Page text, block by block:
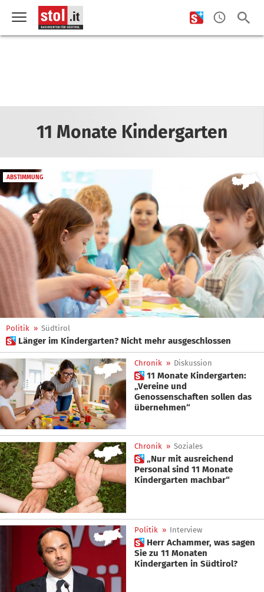
11 Monate Kindergarten
ABSTIMMUNG
Politik » Südtirol
 Länger im Kindergarten? Nicht mehr ausgeschlossen
Chronik » Diskussion
 11 Monate Kindergarten:
„Vereine und
Genossenschaften sollen das
übernehmen“
Chronik » Soziales
 „Nur mit ausreichend
Personal sind 11 Monate
Kindergarten machbar“
Politik » Interview
 Herr Achammer, was sagen
Sie zu 11 Monaten
Kindergarten in Südtirol?